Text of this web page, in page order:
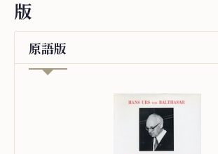
御言葉と観想
イエス・キリスト、マリア＝教会
アルファとオメガ
ミッションについて
版
原語版